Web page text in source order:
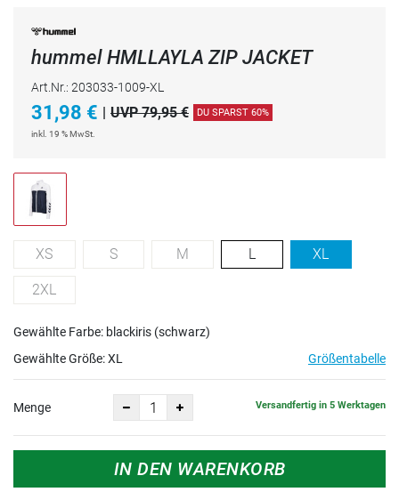
hummel HMLLAYLA ZIP JACKET
Art.Nr.: 203033-1009-XL
31,98 € | UVP 79,95 € DU SPARST 60%
inkl. 19 % MwSt.
XS S M L XL
2XL
Gewählte Farbe: blackiris (schwarz)
Gewählte Größe:XL Größentabelle
Menge Versandfertig in 5 Werktagen
IN DEN WARENKORB